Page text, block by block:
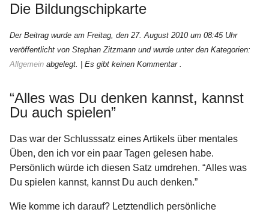
Die Bildungschipkarte
Der Beitrag wurde am Freitag, den 27. August 2010 um 08:45 Uhr
veröffentlicht von Stephan Zitzmann und wurde unter den Kategorien:
Allgemein abgelegt. | Es gibt keinen Kommentar .
“Alles was Du denken kannst, kannst
Du auch spielen”
Das war der Schlusssatz eines Artikels über mentales
Üben, den ich vor ein paar Tagen gelesen habe.
Persönlich würde ich diesen Satz umdrehen. “Alles was
Du spielen kannst, kannst Du auch denken.”
Wie komme ich darauf? Letztendlich persönliche